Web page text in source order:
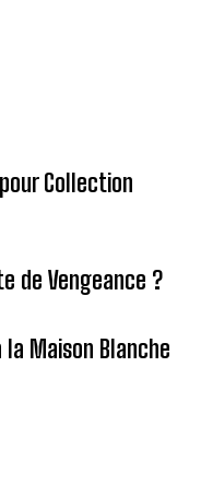
Collection
de Vengeance ?
Maison Blanche